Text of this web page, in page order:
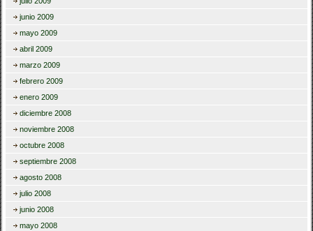
junio 2009
mayo 2009
abril 2009
marzo 2009
febrero 2009
enero 2009
diciembre 2008
noviembre 2008
octubre 2008
septiembre 2008
agosto 2008
julio 2008
junio 2008
mayo 2008